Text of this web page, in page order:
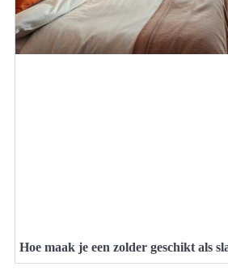
Hoe maak je een zolder geschikt als